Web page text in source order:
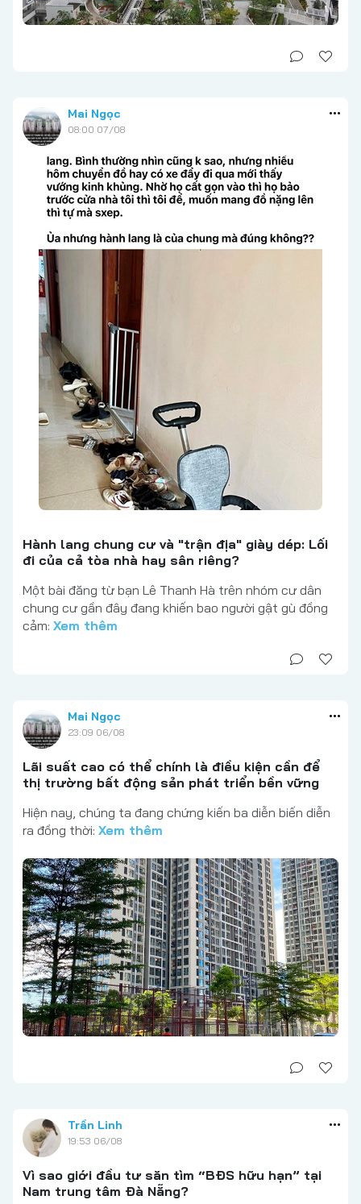
Mai Ngọc
08:00 07/08
Hành lang chung cư và "trận địa" giày dép: Lối
đi của cả tòa nhà hay sân riêng?
Một bài đăng từ bạn Lê Thanh Hà trên nhóm cư dân
chung cư gần đây đang khiến bao người gật gù đồng
cảm: Xem thêm
Mai Ngọc
23:09 06/08
Lãi suất cao có thể chính là điều kiện cần để
thị trường bất động sản phát triển bền vững
Hiện nay, chúng ta đang chứng kiến ba diễn biến diễn
ra đồng thời: Xem thêm
Trần Linh
19:53 06/08
Vì sao giới đầu tư săn tìm “BĐS hữu hạn” tại
Nam trung tâm Đà Nẵng?